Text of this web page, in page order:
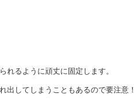
れるように頑丈に固定します。
出してしまうこともあるので要注意！